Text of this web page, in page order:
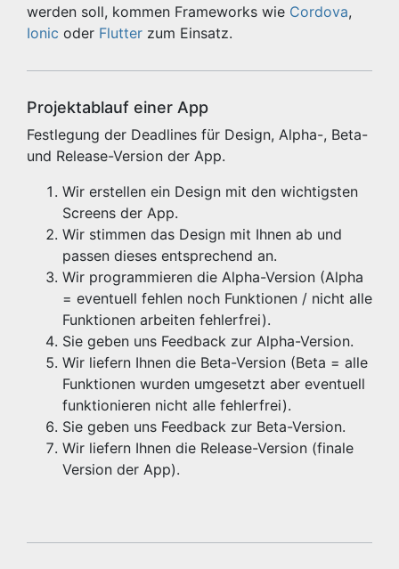
werden soll, kommen Frameworks wie Cordova,
Ionic oder Flutter zum Einsatz.
Projektablauf einer App
Festlegung der Deadlines für Design, Alpha-, Beta-
und Release-Version der App.
Wir erstellen ein Design mit den wichtigsten
Screens der App.
Wir stimmen das Design mit Ihnen ab und
passen dieses entsprechend an.
Wir programmieren die Alpha-Version (Alpha
= eventuell fehlen noch Funktionen / nicht alle
Funktionen arbeiten fehlerfrei).
Sie geben uns Feedback zur Alpha-Version.
Wir liefern Ihnen die Beta-Version (Beta = alle
Funktionen wurden umgesetzt aber eventuell
funktionieren nicht alle fehlerfrei).
Sie geben uns Feedback zur Beta-Version.
Wir liefern Ihnen die Release-Version (finale
Version der App).